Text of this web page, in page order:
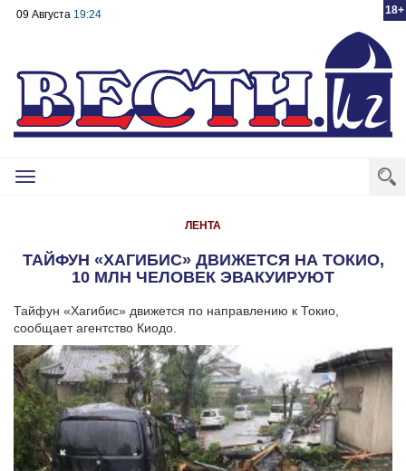
18+
09 Августа 19:24
Toggle
ЛЕНТА
ТАЙФУН «ХАГИБИС» ДВИЖЕТСЯ НА ТОКИО,
10 МЛН ЧЕЛОВЕК ЭВАКУИРУЮТ
Тайфун «Хагибис» движется по направлению к Токио,
сообщает агентство Киодо.